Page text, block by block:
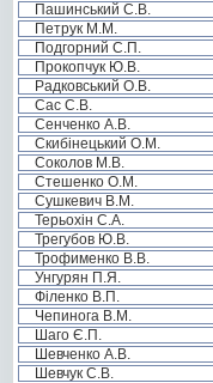
Пашинський С.В.
Петрук М.М.
Подгорний С.П.
Прокопчук Ю.В.
Радковський О.В.
Сас С.В.
Сенченко А.В.
Скибінецький О.М.
Соколов М.В.
Стешенко О.М.
Сушкевич В.М.
Терьохін С.А.
Трегубов Ю.В.
Трофименко В.В.
Унгурян П.Я.
Філенко В.П.
Чепинога В.М.
Шаго Є.П.
Шевченко А.В.
Шевчук С.В.